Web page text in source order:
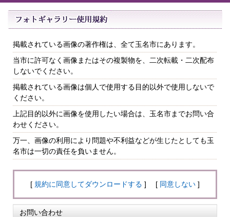
掲載されている画像の著作権は、全て玉名市にあります。
当市に許可なく画像またはその複製物を、二次転載・二次配布
しないでください。
掲載されている画像は個人で使用する目的以外で使用しないで
ください。
上記目的以外に画像を使用したい場合は、玉名市までお問い合
わせください。
万一、画像の利用により問題や不利益などが生じたとしても玉
名市は一切の責任を負いません。
[ 規約に同意してダウンロードする ] [ 同意しない ]
お問い合わせ